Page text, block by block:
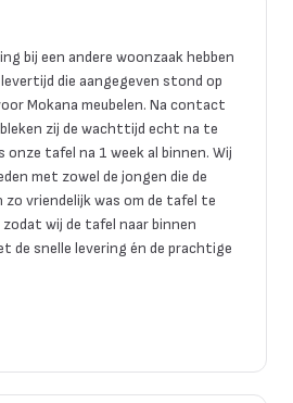
bij een andere woonzaak hebben
die aangegeven stond op
Mokana meubelen. Na contact
zij de wachttijd echt na te
onze tafel na 1 week al binnen. Wij
met zowel de jongen die de
zo vriendelijk was om de tafel te
wij de tafel naar binnen
de snelle levering én de prachtige